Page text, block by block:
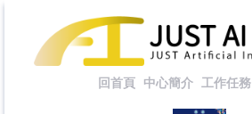
回首頁 中心簡介 工作任務